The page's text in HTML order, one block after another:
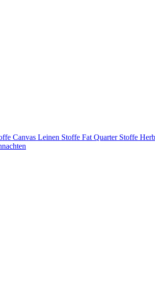
Canvas Leinen Stoffe Fat Quarter Stoffe